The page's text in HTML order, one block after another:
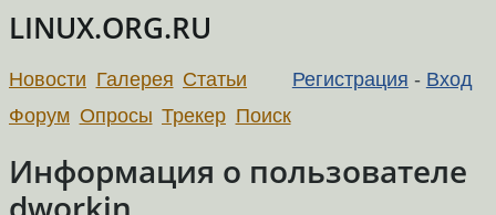
LINUX.ORG.RU
Регистрация - Вход
Новости Галерея Статьи
Форум Опросы Трекер Поиск
Информация о пользователе